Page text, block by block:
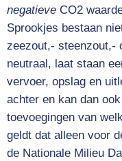
negatieve CO2
Sprookjes bestaan
zeezout,- steenzout,-
neutraal, laat staan
vervoer, opslag en
achter en kan dan
toevoegingen van
geldt dat alleen voor
de Nationale Milieu